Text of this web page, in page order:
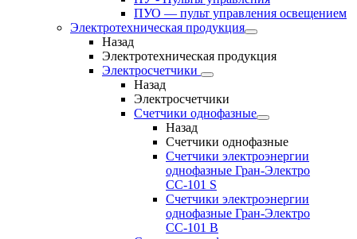
ПУО — пульт управления освещением
Электротехническая продукция
Назад
Электротехническая продукция
Электросчетчики
Назад
Электросчетчики
Счетчики однофазные
Назад
Счетчики однофазные
Счетчики электроэнергии
однофазные Гран-Электро
СС-101 S
Счетчики электроэнергии
однофазные Гран-Электро
СС-101 B